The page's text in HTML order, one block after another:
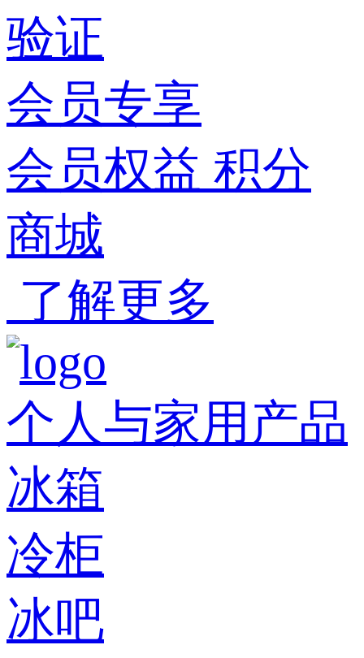
验证
会员专享
会员权益 积分
商城
了解更多
个人与家用产品
冰箱
冷柜
冰吧